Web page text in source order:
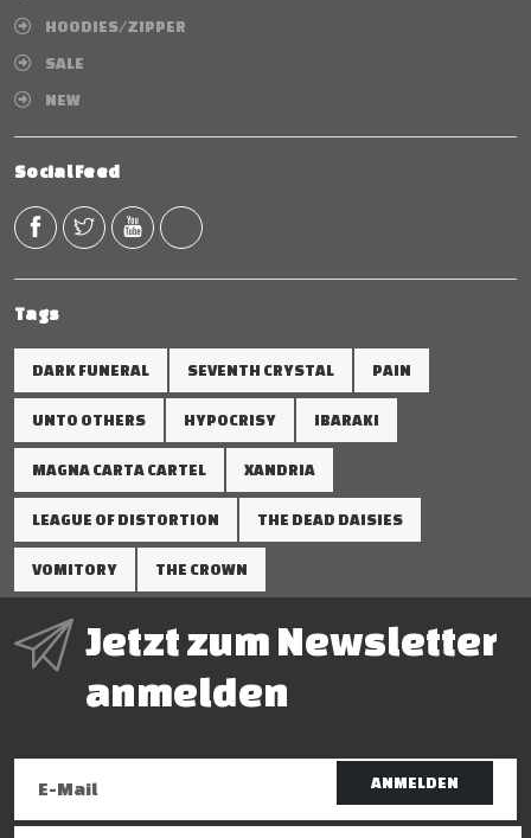
HOODIES/ZIPPER
SALE
NEW
Social Feed
Tags
DARK FUNERAL SEVENTH CRYSTAL PAIN
UNTO OTHERS HYPOCRISY IBARAKI
MAGNA CARTA CARTEL XANDRIA
LEAGUE OF DISTORTION THE DEAD DAISIES
VOMITORY THE CROWN
Jetzt zum Newsletter
anmelden
ANMELDEN